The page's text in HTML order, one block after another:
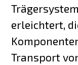
erleichtert,
Transport